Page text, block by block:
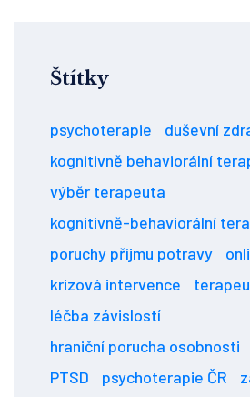
Štítky
psychoterapie
duševní
kognitivně behaviorální
výběr terapeuta
kognitivně-behaviorální
poruchy příjmu potravy
krizová intervence
léčba závislostí
hraniční porucha osobnosti
PTSD
psychoterapie ČR